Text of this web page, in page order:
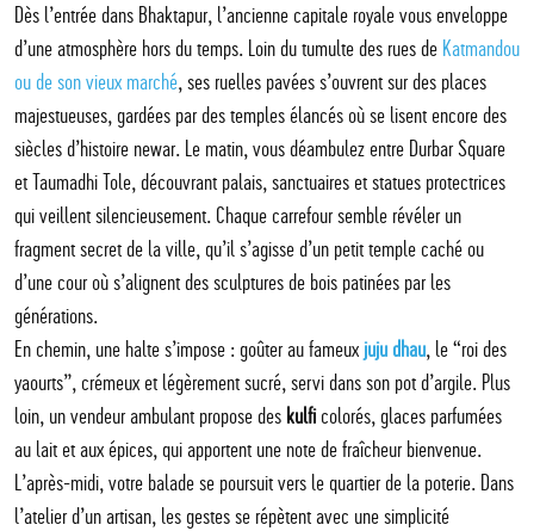
Dès l’entrée dans Bhaktapur, l’ancienne capitale royale vous enveloppe
d’une atmosphère hors du temps. Loin du tumulte des rues de Katmandou
ou de son vieux marché, ses ruelles pavées s’ouvrent sur des places
majestueuses, gardées par des temples élancés où se lisent encore des
siècles d’histoire newar. Le matin, vous déambulez entre Durbar Square
et Taumadhi Tole, découvrant palais, sanctuaires et statues protectrices
qui veillent silencieusement. Chaque carrefour semble révéler un
fragment secret de la ville, qu’il s’agisse d’un petit temple caché ou
d’une cour où s’alignent des sculptures de bois patinées par les
générations.
En chemin, une halte s’impose : goûter au fameuxjuju dhau, le “roi des
yaourts”, crémeux et légèrement sucré, servi dans son pot d’argile. Plus
loin, un vendeur ambulant propose des kulficolorés, glaces parfumées
au lait et aux épices, qui apportent une note de fraîcheur bienvenue.
L’après-midi, votre balade se poursuit vers le quartier de la poterie. Dans
l’atelier d’un artisan, les gestes se répètent avec une simplicité